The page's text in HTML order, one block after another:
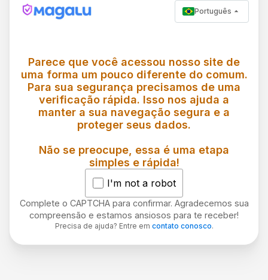
Português
Parece que você acessou nosso site de
uma forma um pouco diferente do comum.
Para sua segurança precisamos de uma
verificação rápida. Isso nos ajuda a
manter a sua navegação segura e a
proteger seus dados.
Não se preocupe, essa é uma etapa
simples e rápida!
I'm not a robot
Complete o CAPTCHA para confirmar. Agradecemos sua
compreensão e estamos ansiosos para te receber!
Precisa de ajuda? Entre em contato conosco.